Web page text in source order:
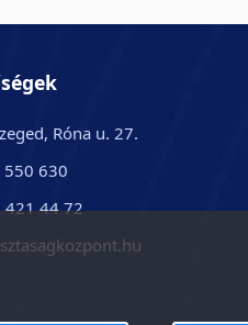
Róna u. 27.
630
421 44 72